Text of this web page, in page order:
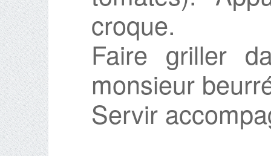
croque.
Faire griller
monsieur
Servir